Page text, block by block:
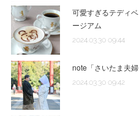
可愛すぎるテディ
ージアム
2024.03.30 09:44
note「さいたま夫
2024.03.30 09:42